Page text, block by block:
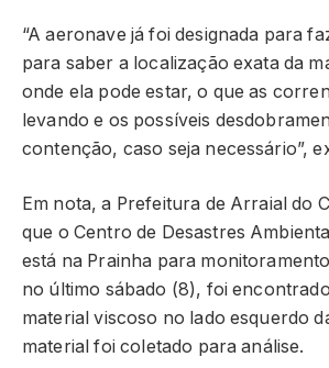
“A aeronave já foi designada para
para saber a localização exata da
onde ela pode estar, o que as
levando e os possíveis
contenção, caso seja necessário”,
Em nota, a Prefeitura de Arraial do
que o Centro de Desastres
está na Prainha para
no último sábado (8), foi
material viscoso no lado esquerdo
material foi coletado para análise.